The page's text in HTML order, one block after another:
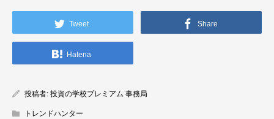
Tweet Share
Hatena
投稿者: 投資の学校プレミアム 事務局
トレンドハンター